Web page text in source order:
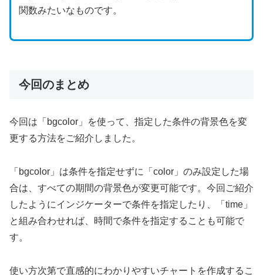
関数みたいなものです。
今回のまとめ
今回は「bgcolor」を使って、指定した条件の背景色を変
更する方法をご紹介しました。
「bgcolor」は条件を指定せずに「color」のみ設定した場
合は、すべての期間の背景色が変更可能です。今回ご紹介
したようにインジケーターで条件を指定したり、「time」
と組み合わせれば、時間で条件を指定することも可能で
す。
使い方次第で直感的にわかりやすいチャートを作成するこ